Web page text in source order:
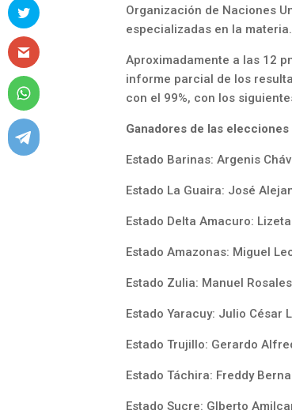
Organización de Naciones
especializadas en la materia.
Aproximadamente a las 12
informe parcial de los
con el 99%, con los
Ganadores de las
Estado Barinas: Argenis
Estado La Guaira: José
Estado Delta Amacuro:
Estado Amazonas: Miguel
Estado Zulia: Manuel
Estado Yaracuy: Julio César
Estado Trujillo: Gerardo
Estado Táchira: Freddy
Estado Sucre: Glberto